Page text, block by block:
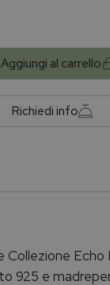
Aggiungi al carrello
Richiedi info
Collezione Echo
925 e